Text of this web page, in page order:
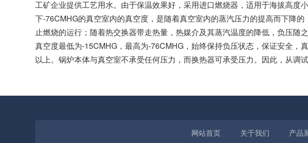
工矿企业提供工艺用水。由于保温效果好，采用进口燃烧器，适用于海拔高
下-76CMHG的真空室内的真空度，是随着真空室内的蒸汽压力的提高而下降
止燃烧的运行；随着热交换器带走热量，热媒介及其蒸汽温度的降低，负压
真空度最低为-15CMHG，最高为-76CMHG，始终保持负压状态，保证安全
以上。锅炉本体与真空室不承受任何压力，而换热器可承受压力。因此，从调
网站首页 关于我们 产品